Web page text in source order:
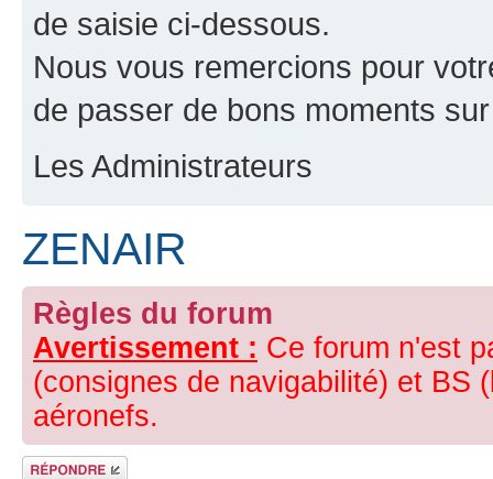
de saisie ci-dessous.
Nous vous remercions pour
de passer de bons moments
Les Administrateurs
ZENAIR
Règles du forum
Avertissement : Ce forum n'est
(consignes de navigabilité) et BS
aéronefs.
Répondre